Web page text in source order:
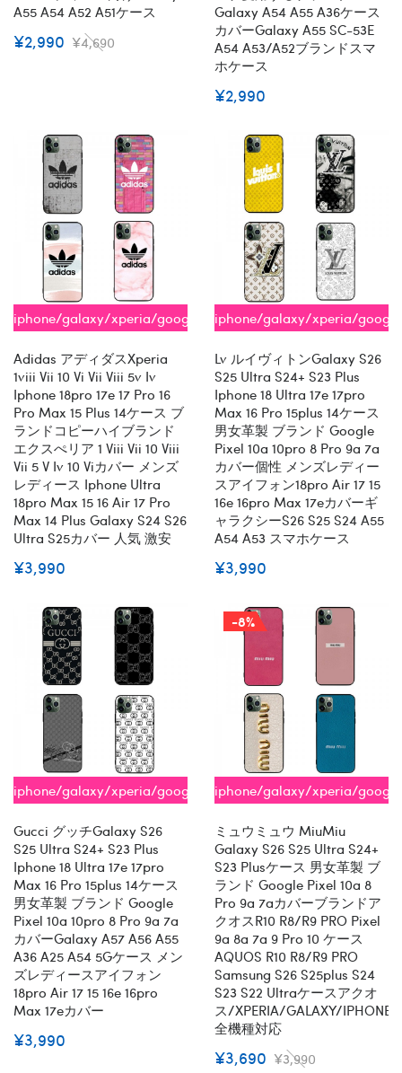
A55 A54 A52 A51ケース
¥2,990 ¥4,690
Galaxy A54 A55 A36ケース
カバーgalaxy A55 SC-53E
A54 A53/a52ブランドスマ
ホケース
¥2,990
iphone/galaxy/xperia/google/aquos
Adidas アディダスxperia
1viii Vii 10 Vi Vii Viii 5v Iv
Iphone 18pro 17e 17 Pro 16
Pro Max 15 Plus 14ケース ブ
ランドコピーハイブランド
エクスぺリア 1 Viii Vii 10 Viii
Vii 5 V Iv 10 Viカバー メンズ
レディース Iphone Ultra
18pro Max 15 16 Air 17 Pro
Max 14 Plus Galaxy S24 S26
Ultra S25カバー 人気 激安
¥3,990
iphone/galaxy/xperia/
Lv ルイヴィトンGalaxy S26
S25 Ultra S24+ S23 Plus
Iphone 18 Ultra 17e 17pro
Max 16 Pro 15plus 14ケース
男女革製 ブランド Google
Pixel 10a 10pro 8 Pro 9a 7a
カバー個性 メンズレディー
スアイフォン18pro Air 17 15
16e 16pro Max 17eカバーギ
ャラクシーs26 S25 S24 A55
A54 A53 スマホケース
¥3,990
iphone/galaxy/xperia/google/aquos
Gucci グッチGalaxy S26
S25 Ultra S24+ S23 Plus
Iphone 18 Ultra 17e 17pro
Max 16 Pro 15plus 14ケース
男女革製 ブランド Google
Pixel 10a 10pro 8 Pro 9a 7a
カバーGalaxy A57 A56 A55
A36 A25 A54 5Gケース メン
ズレディースアイフォン
18pro Air 17 15 16e 16pro
Max 17eカバー
¥3,990
-8%
iphone/galaxy/xperia/
ミュウミュウ MiuMiu
Galaxy S26 S25 Ultra S24+
S23 Plusケース 男女革製 ブ
ランド Google Pixel 10a 8
Pro 9a 7aカバーブランドア
クオスR10 R8/R9 PRO Pixel
9a 8a 7a 9 Pro 10 ケース
AQUOS R10 R8/R9 PRO
Samsung S26 S25plus S24
S23 S22 Ultraケースアクオ
ス/XPERIA/GALAXY/IPHONE
全機種対応
¥3,690 ¥3,990